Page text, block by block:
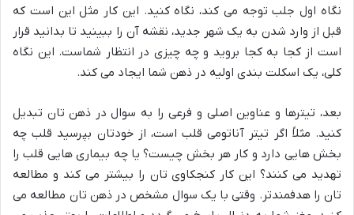
نگاه اول جلب توجه می کند، نگاه کنید. این کار مثل این است که
قبل از وارد شدن به یک شهر جدید، نقشه آن را ببینید تا بدانید قرار
است از کجا به کجا بروید و چه چیزی در انتظار شماست. این نگاه
کلی، یک اسکلت بندی اولیه در ذهن شما ایجاد می کند.
بعد، تیترها و عناوین اصلی و فرعی را به سوال در ذهن تان تبدیل
کنید. مثلاً اگر تیتر آناتومی قلب است، از خودتان بپرسید قلب چه
بخش هایی دارد و کار هر بخش چیست؟ یا چه بیماری هایی قلب را
تهدید می کنند؟ این کار کنجکاوی تان را بیشتر می کند و مطالعه
تان را هدفمندتر. وقتی با یک سوال مشخص در ذهن تان مطالعه می